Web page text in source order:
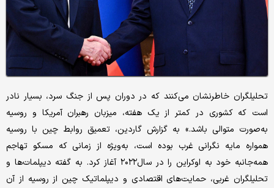
تحلیلگران خاطرنشان می‌کنند که در دوران پس از جنگ سرد، بسیار نادر
است که کشوری در کمتر از یک هفته، میزبان رهبران آمریکا و روسیه
به‌صورت متوالی باشد.» به گزارش گاردین، تعمیق روابط چین با روسیه
همواره مایه نگرانی غرب بوده است، به‌ویژه از زمانی که مسکو تهاجم
همه‌جانبه خود به اوکراین را در سال۲۰۲۲ آغاز کرد. به گفته دیپلمات‌ها و
تحلیلگران غربی، حمایت‌های اقتصادی و دیپلماتیک چین از روسیه از آن